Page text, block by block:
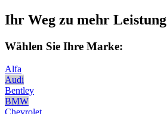
Ihr Weg zu mehr Leistung
Wählen Sie Ihre Marke:
Alfa
Audi
Bentley
BMW